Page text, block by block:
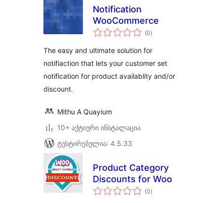
Notification
WooCommerce
(0საერთო
რეიტინგი
)
The easy and ultimate solution for
notifiaction that lets your customer set
notification for product availablity and/or
discount.
Mithu A Quayium
10+ აქტიური ინსტალაცია
ტესტირებულია: 4.5.33
Product Category
Discounts for Woo
(0საერთო
რეიტინგი
)